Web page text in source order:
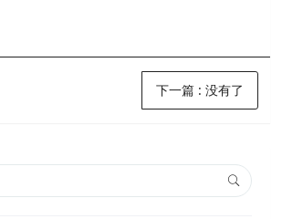
下一篇: 没有了